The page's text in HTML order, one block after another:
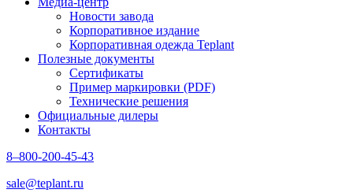
Новости завода
Корпоративное издание
Корпоративная одежда Teplant
Полезные документы
Сертификаты
Пример маркировки (PDF)
Технические решения
Официальные дилеры
Контакты
8–800-200-45-43
sale@teplant.ru